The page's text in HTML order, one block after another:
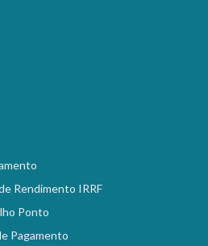
Rendimento IRRF
Ponto
Pagamento